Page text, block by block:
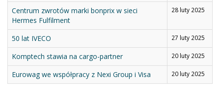
Centrum zwrotów marki bonprix w sieci
Hermes Fulfilment
28 luty 2025
50 lat IVECO 27 luty 2025
Komptech stawia na cargo-partner 20 luty 2025
Eurowag we współpracy z Nexi Group i Visa 20 luty 2025